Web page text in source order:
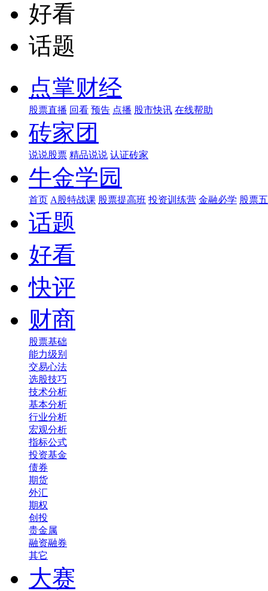
好看
话题
点掌财经
股票直播 回看 预告 点播 股市快讯 在线帮助
砖家团
说说股票 精品说说 认证砖家
牛金学园
首页 A股特战课 股票提高班 投资训练营 金融必学 股票
话题
好看
快评
财商
股票基础
能力级别
交易心法
选股技巧
技术分析
基本分析
行业分析
宏观分析
指标公式
投资基金
债券
期货
外汇
期权
创投
贵金属
融资融券
其它
大赛